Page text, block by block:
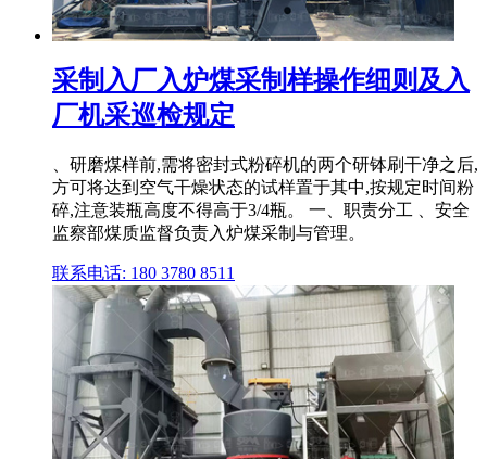
采制入厂入炉煤采制样操作细则及入
厂机采巡检规定
、研磨煤样前,需将密封式粉碎机的两个研钵刷干净之后,
方可将达到空气干燥状态的试样置于其中,按规定时间粉
碎,注意装瓶高度不得高于3/4瓶。 一、职责分工 、安全
监察部煤质监督负责入炉煤采制与管理。
联系电话: 180 3780 8511